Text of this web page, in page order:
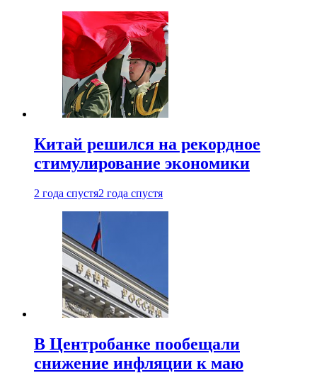
Китай решился на рекордное
стимулирование экономики
2 года спустя2 года спустя
В Центробанке пообещали
снижение инфляции к маю